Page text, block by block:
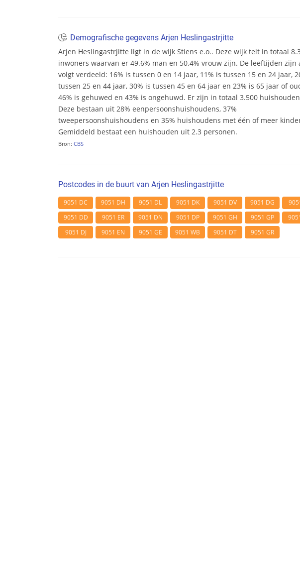
Demografische gegevens Arjen Heslingastrjitte
Arjen Heslingastrjitte ligt in de wijk Stiens e.o.. Deze wijk telt in totaal
inwoners waarvan er 49.6% man en 50.4% vrouw zijn. De leeftijden zijn
volgt verdeeld: 16% is tussen 0 en 14 jaar, 11% is tussen 15 en 24 jaar,
tussen 25 en 44 jaar, 30% is tussen 45 en 64 jaar en 23% is 65 jaar of
46% is gehuwed en 43% is ongehuwd. Er zijn in totaal 3.500
Deze bestaan uit 28% eenpersoonshuishoudens, 37%
tweepersoonshuishoudens en 35% huishoudens met één of meer
Gemiddeld bestaat een huishouden uit 2.3 personen.
Bron: CBS
Postcodes in de buurt van Arjen Heslingastrjitte
9051 DC 9051 DH 9051 DL 9051 DK 9051 DV 9051 DG
9051 DD
9051 ER 9051 DN 9051 DP 9051 GH 9051 GP
9051 DJ
9051 EN 9051 GE 9051 WB 9051 DT 9051 GR